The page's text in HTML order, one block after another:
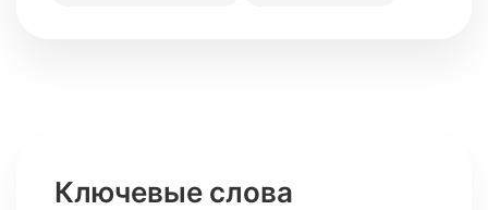
Ключевые слова